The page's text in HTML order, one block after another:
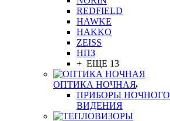
REDFIELD
HAWKE
HAKKO
ZEISS
НПЗ
+ ЕЩЕ 13
ОПТИКА НОЧНАЯ
ПРИБОРЫ НОЧНОГО
ВИДЕНИЯ